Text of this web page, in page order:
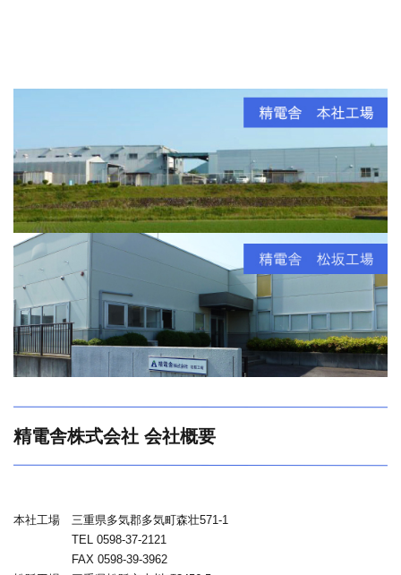
精電舎株式会社 会社概要
本社工場 三重県多気郡多気町森壮571-1
TEL 0598-37-2121
FAX 0598-39-3962